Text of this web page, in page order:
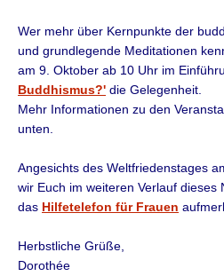
Wer mehr über Kernpunkte der
und grundlegende Meditationen
am 9. Oktober ab 10 Uhr im
Buddhismus?' die Gelegenheit.
Mehr Informationen zu den
unten.
Angesichts des Weltfriedenstages
wir Euch im weiteren Verlauf
das Hilfetelefon für Frauen
Herbstliche Grüße,
Dorothée